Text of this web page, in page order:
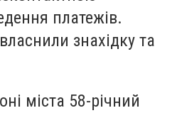
платежів.
знахідку та
міста 58-річний